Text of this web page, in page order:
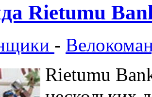
Rietumu
-
Rietumu